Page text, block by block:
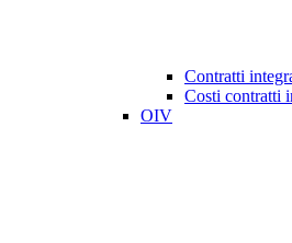
Contratti
Costi contratti
OIV